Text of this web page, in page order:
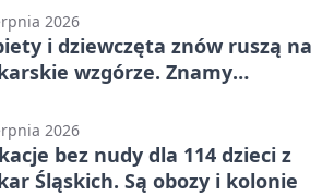
2026
i dziewczęta znów ruszą na
wzgórze. Znamy
2026
bez nudy dla 114 dzieci z
Śląskich. Są obozy i kolonie